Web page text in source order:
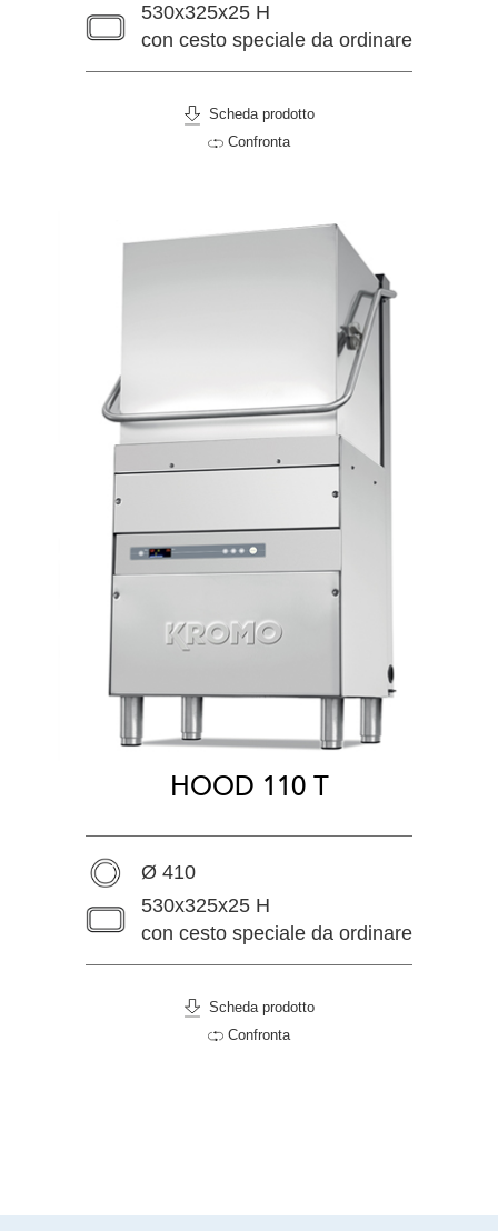
530x325x25 H
con cesto speciale da ordinare
Scheda prodotto
Confronta
HOOD 110 T
Ø 410
530x325x25 H
con cesto speciale da ordinare
Scheda prodotto
Confronta